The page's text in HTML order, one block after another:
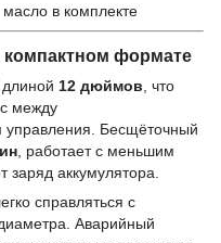
в комплекте
формате
12 дюймов , что
между
управления. Бесщёточный
, работает с меньшим
заряд аккумулятора.
справляться с
Аварийный